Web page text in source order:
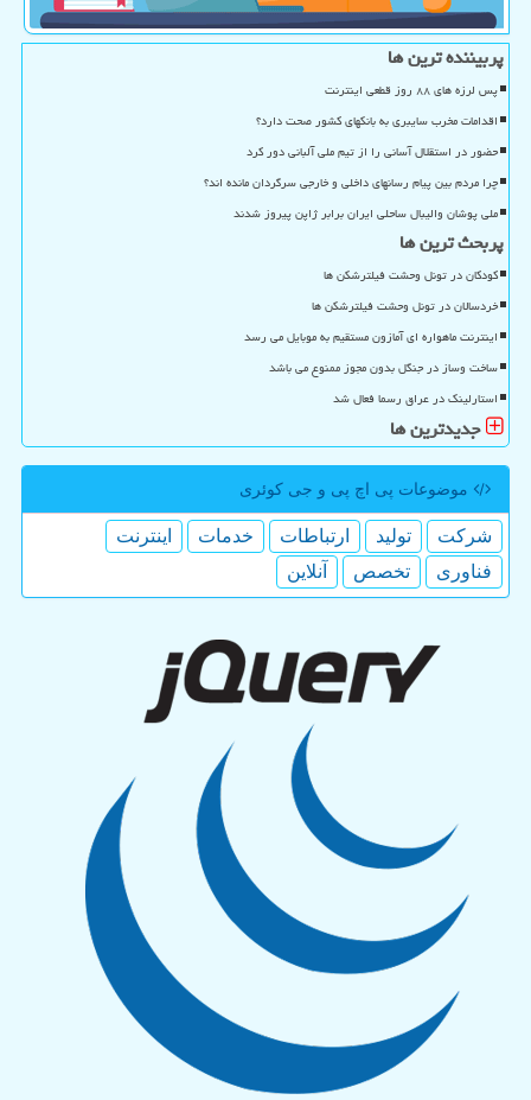
پربیننده ترین ها
پس لرزه های ۸۸ روز قطعی اینترنت
اقدامات مخرب سایبری به بانکهای کشور صحت دارد؟
حضور در استقلال آسانی را از تیم ملی آلبانی دور کرد
چرا مردم بین پیام رسانهای داخلی و خارجی سرگردان مانده اند؟
ملی پوشان والیبال ساحلی ایران برابر ژاپن پیروز شدند
پربحث ترین ها
کودکان در تونل وحشت فیلترشکن ها
خردسالان در تونل وحشت فیلترشکن ها
اینترنت ماهواره ای آمازون مستقیم به موبایل می رسد
ساخت وساز در جنگل بدون مجوز ممنوع می باشد
استارلینک در عراق رسما فعال شد
جدیدترین ها
موضوعات پی اچ پی و جی كوئری
شركت تولید ارتباطات خدمات
اینترنت
فناوری
تخصص آنلاین